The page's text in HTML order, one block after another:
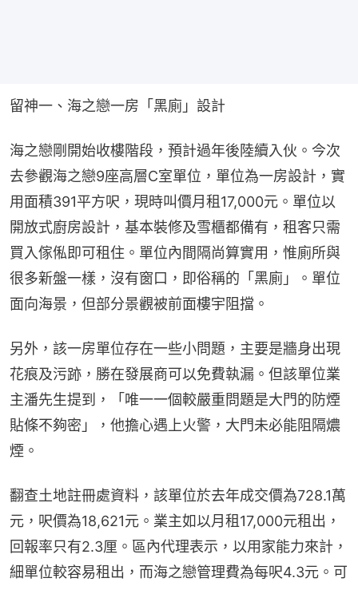
留神一、海之戀一房「黑廁」設計
海之戀剛開始收樓階段，預計過年後陸續入伙。今次
去參觀海之戀9座高層C室單位，單位為一房設計，實
用面積391平方呎，現時叫價月租17,000元。單位以
開放式廚房設計，基本裝修及雪櫃都備有，租客只需
買入傢俬即可租住。單位內間隔尚算實用，惟廁所與
很多新盤一樣，沒有窗口，即俗稱的「黑廁」。單位
面向海景，但部分景觀被前面樓宇阻擋。
另外，該一房單位存在一些小問題，主要是牆身出現
花痕及污跡，勝在發展商可以免費執漏。但該單位業
主潘先生提到，「唯一一個較嚴重問題是大門的防煙
貼條不夠密」，他擔心遇上火警，大門未必能阻隔燶
煙。
翻查土地註冊處資料，該單位於去年成交價為728.1萬
元，呎價為18,621元。業主如以月租17,000元租出，
回報率只有2.3厘。區內代理表示，以用家能力來計，
細單位較容易租出，而海之戀管理費為每呎4.3元。可